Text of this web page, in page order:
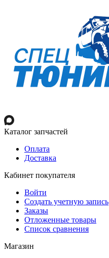
Каталог запчастей
Оплата
Доставка
Кабинет покупателя
Войти
Создать учетную запись
Заказы
Отложенные товары
Список сравнения
Магазин